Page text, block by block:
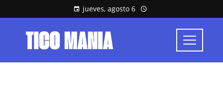
jueves, agosto 6